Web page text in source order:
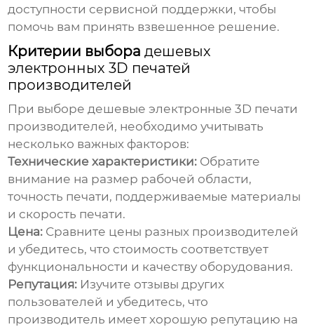
доступности сервисной поддержки, чтобы
помочь вам принять взвешенное решение.
Критерии выборадешевых
электронных 3D печатей
производителей
При выборедешевые электронные 3D печати
производителей, необходимо учитывать
несколько важных факторов:
Технические характеристики: Обратите
внимание на размер рабочей области,
точность печати, поддерживаемые материалы
и скорость печати.
Цена: Сравните цены разных производителей
и убедитесь, что стоимость соответствует
функциональности и качеству оборудования.
Репутация: Изучите отзывы других
пользователей и убедитесь, что
производитель имеет хорошую репутацию на